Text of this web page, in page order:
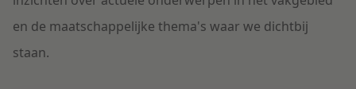
en de maatschappelijke thema's waar we dichtbij
staan.